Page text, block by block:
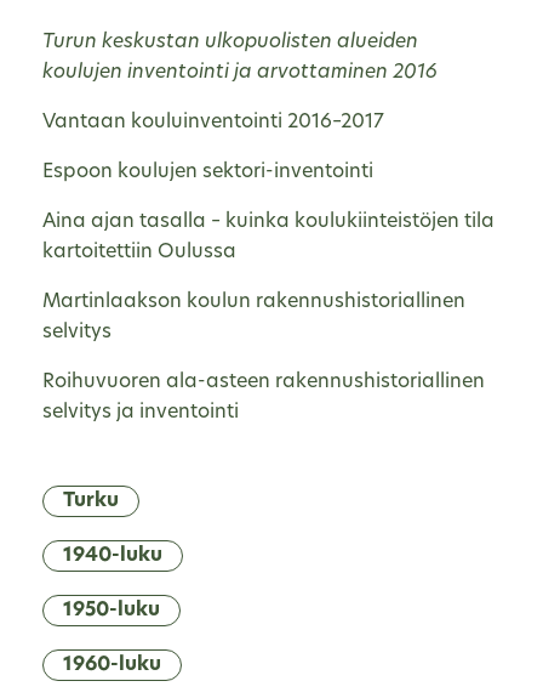
Turun keskustan ulkopuolisten alueiden
koulujen inventointi ja arvottaminen 2016
Vantaan kouluinventointi 2016–2017
Espoon koulujen sektori-inventointi
Aina ajan tasalla – kuinka koulukiinteistöjen tila
kartoitettiin Oulussa
Martinlaakson koulun rakennushistoriallinen
selvitys
Roihuvuoren ala-asteen rakennushistoriallinen
selvitys ja inventointi
Turku
1940-luku
1950-luku
1960-luku